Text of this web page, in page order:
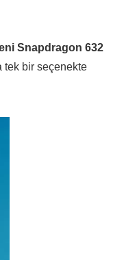
Snapdragon 632
tek bir seçenekte